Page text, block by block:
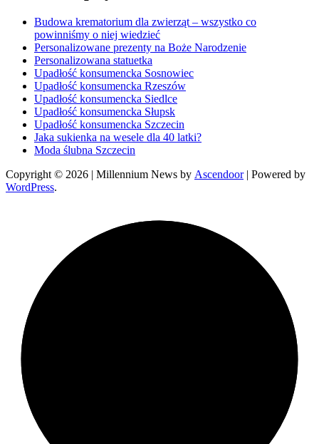
Budowa krematorium dla zwierząt – wszystko co
powinniśmy o niej wiedzieć
Personalizowane prezenty na Boże Narodzenie
Personalizowana statuetka
Upadłość konsumencka Sosnowiec
Upadłość konsumencka Rzeszów
Upadłość konsumencka Siedlce
Upadłość konsumencka Słupsk
Upadłość konsumencka Szczecin
Jaka sukienka na wesele dla 40 latki?
Moda ślubna Szczecin
Copyright © 2026 | Millennium News by Ascendoor| Powered by
WordPress.